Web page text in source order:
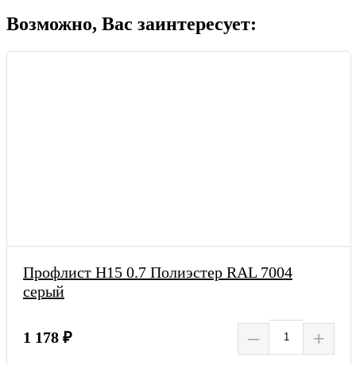
Возможно, Вас заинтересует:
Профлист Н15 0.7 Полиэстер RAL 7004
серый
1 178 ₽ – +